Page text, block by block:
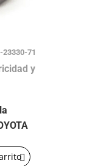
23330-71
y